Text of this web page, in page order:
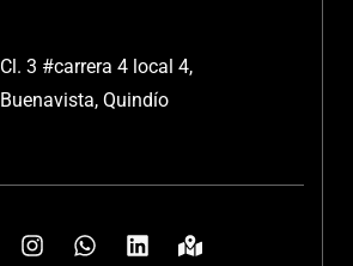
Cl. 3 #carrera 4 local 4,
Buenavista, Quindío